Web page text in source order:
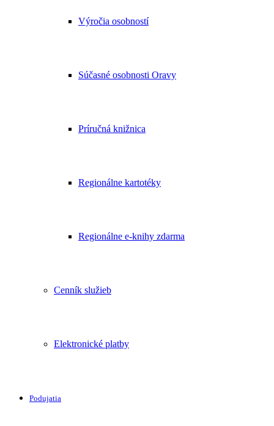
Výročia osobností
Súčasné osobnosti Oravy
Príručná knižnica
Regionálne kartotéky
Regionálne e-knihy zdarma
Cenník služieb
Elektronické platby
Podujatia